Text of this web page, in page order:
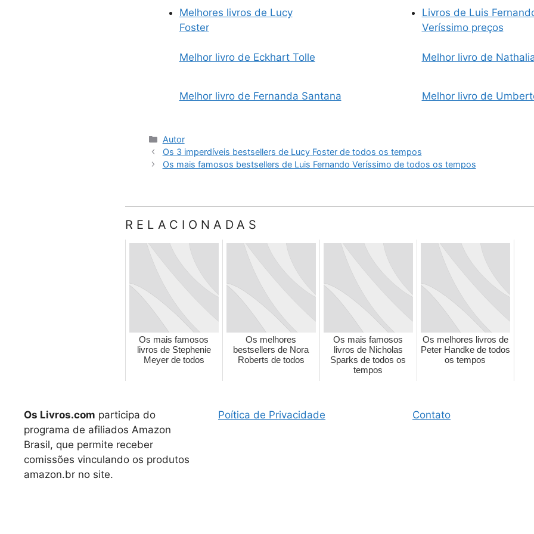
Melhores livros de Lucy
Foster
Livros de Luis
Veríssimo preços
Melhor livro de Eckhart Tolle Melhor livro de
Melhor livro de Fernanda Santana Melhor livro de
Categorias
Autor
Os 3 imperdíveis bestsellers de Lucy Foster de todos os tempos
Os mais famosos bestsellers de Luis Fernando Veríssimo de todos os tempos
RELACIONADAS
Os mais famosos
livros de Stephenie
Meyer de todos
Os melhores
bestsellers de Nora
Roberts de todos
Os mais famosos
livros de Nicholas
Sparks de todos os
tempos
Os melhores livros de
Peter Handke de todos
os tempos
Os Livros.com participa do
programa de afiliados Amazon
Brasil, que permite receber
comissões vinculando os produtos
amazon.br no site.
Poítica de Privacidade Contato